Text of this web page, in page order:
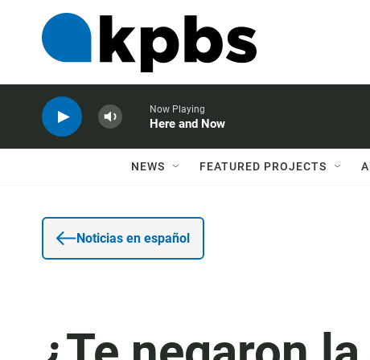
Now Playing
Here and Now
NEWS FEATURED PROJECTS
Noticias en español